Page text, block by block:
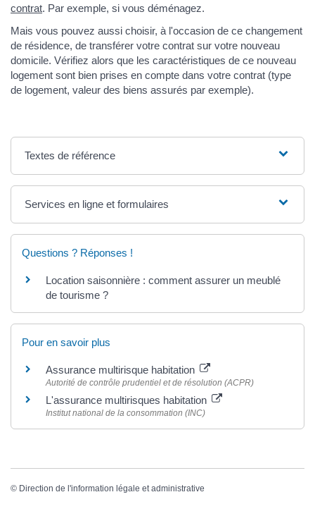
contrat. Par exemple, si vous déménagez.
Mais vous pouvez aussi choisir, à l'occasion de ce changement
de résidence, de transférer votre contrat sur votre nouveau
domicile. Vérifiez alors que les caractéristiques de ce nouveau
logement sont bien prises en compte dans votre contrat (type
de logement, valeur des biens assurés par exemple).
Textes de référence
Services en ligne et formulaires
Questions ? Réponses !
Location saisonnière : comment assurer un meublé
de tourisme ?
Pour en savoir plus
Assurance multirisque habitation
Autorité de contrôle prudentiel et de résolution (ACPR)
L'assurance multirisques habitation
Institut national de la consommation (INC)
© Direction de l'information légale et administrative